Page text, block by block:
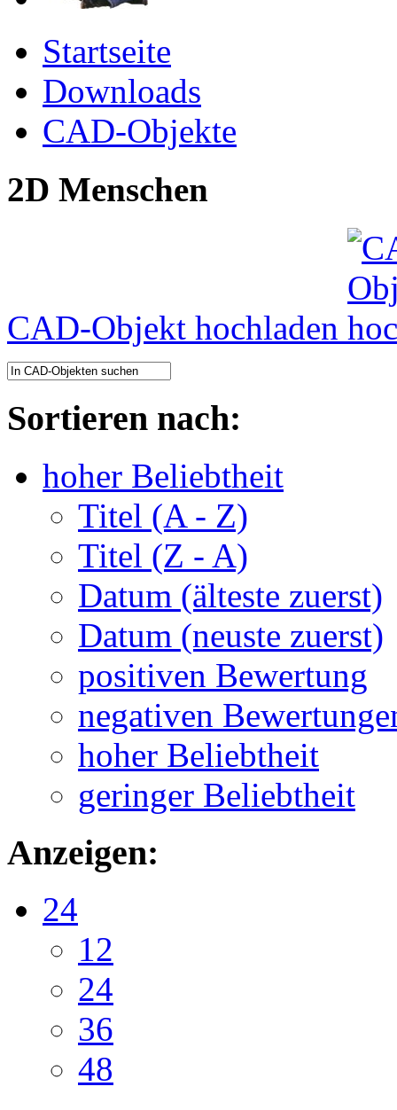
Startseite
Downloads
CAD-Objekte
2D Menschen
CAD-Objekt hochladen
Sortieren nach:
hoher Beliebtheit
Titel (A - Z)
Titel (Z - A)
Datum (älteste zuerst)
Datum (neuste zuerst)
positiven Bewertung
negativen
hoher Beliebtheit
geringer Beliebtheit
Anzeigen:
24
12
24
36
48